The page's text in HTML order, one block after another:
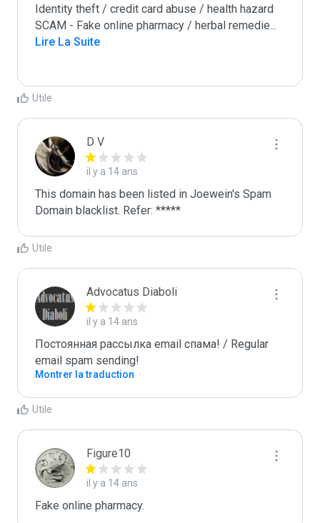
Identity theft / credit card abuse / health hazard
SCAM - Fake online pharmacy / herbal remedie...
Lire La Suite
Utile
D V
il y a 14 ans
This domain has been listed in Joewein's Spam
Domain blacklist. Refer: *****
Utile
Advocatus Diaboli
il y a 14 ans
Постоянная рассылка email спама! / Regular
email spam sending!
Montrer la traduction
Utile
Figure10
il y a 14 ans
Fake online pharmacy.